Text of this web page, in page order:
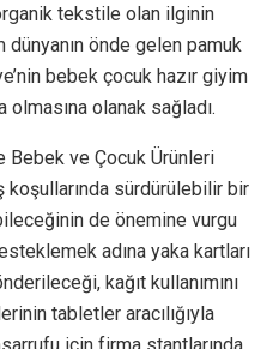
tekstile olan ilginin
dünyanın önde gelen pamuk
bebek çocuk hazır giyim
olanak sağladı.
Bebek ve Çocuk Ürünleri
koşullarında sürdürülebilir bir
de önemine vurgu
adına yaka kartları
kağıt kullanımını
tabletler aracılığıyla